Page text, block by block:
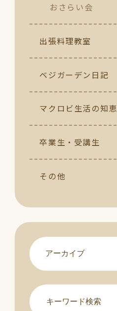
おさらい会
出張料理教室
ベジガーデン日記
マクロビ生活の知恵
卒業生・受講生
その他